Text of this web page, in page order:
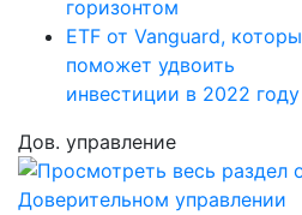
горизонтом
ETF от Vanguard,
поможет удвоить
инвестиции в 2022 году
Дов. управление